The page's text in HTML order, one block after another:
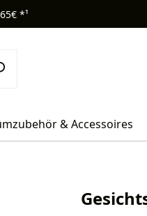
*¹
& Accessoires